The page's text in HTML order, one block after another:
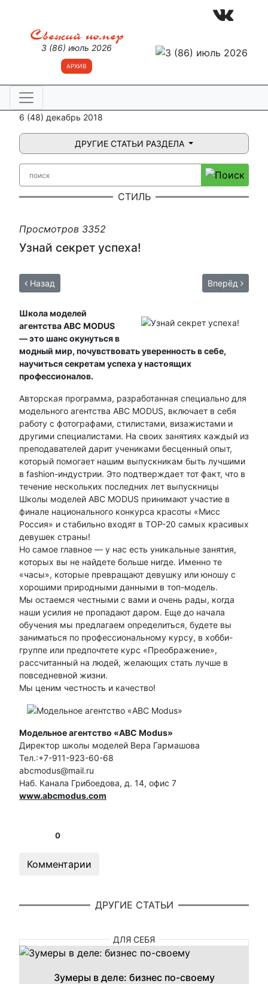
Свежий номер
3 (86) июль 2026
АРХИВ
6 (48) декабрь 2018
ДРУГИЕ СТАТЬИ РАЗДЕЛА
СТИЛЬ
Просмотров 3352
Узнай секрет успеха!
Назад Вперёд
Школа моделей
агентства ABC MODUS
— это шанс окунуться в
модный мир, почувствовать уверенность в себе,
научиться секретам успеха у настоящих
профессионалов.
Авторская программа, разработанная специально для
модельного агентства ABC MODUS, включает в себя
работу с фотографами, стилистами, визажистами и
другими специалистами. На своих занятиях каждый из
преподавателей дарит учениками бесценный опыт,
который помогает нашим выпускникам быть лучшими
в fashion-индустрии. Это подтверждает тот факт, что в
течение нескольких последних лет выпускницы
Школы моделей ABC MODUS принимают участие в
финале национального конкурса красоты «Мисс
Россия» и стабильно входят в ТОР-20 самых красивых
девушек страны!
Но самое главное — у нас есть уникальные занятия,
которых вы не найдете больше нигде. Именно те
«часы», которые превращают девушку или юношу с
хорошими природными данными в топ-модель.
Мы остаемся честными с вами и очень рады, когда
наши усилия не пропадают даром. Еще до начала
обучения мы предлагаем определиться, будете вы
заниматься по профессиональному курсу, в хобби-
группе или предпочтете курс «Преображение»,
рассчитанный на людей, желающих стать лучше в
повседневной жизни.
Мы ценим честность и качество!
Модельное агентство «ABC Modus»
Директор школы моделей Вера Гармашова
Тел.:+7-911-923-60-68
abcmodus@mail.ru
Наб. Канала Грибоедова, д. 14, офис 7
www.abcmodus.com
0
Комментарии
ДРУГИЕ СТАТЬИ
ДЛЯ СЕБЯ
Зумеры в деле: бизнес по-своему